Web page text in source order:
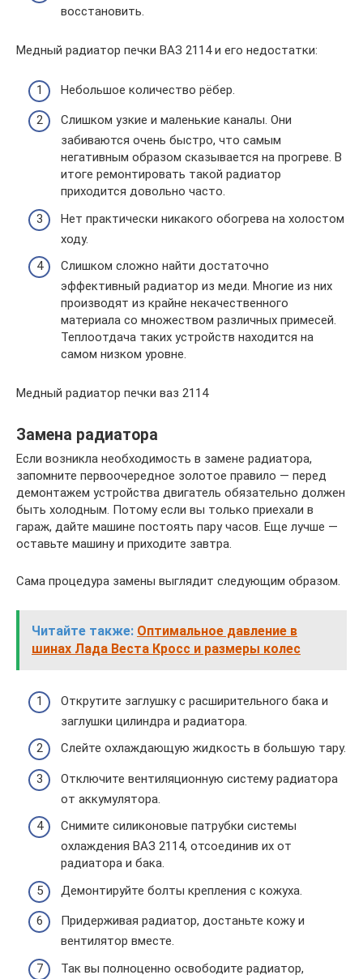
восстановить.
Медный радиатор печки ВАЗ 2114 и его недостатки:
Небольшое количество рёбер.
Слишком узкие и маленькие каналы. Они
забиваются очень быстро, что самым
негативным образом сказывается на прогреве. В
итоге ремонтировать такой радиатор
приходится довольно часто.
Нет практически никакого обогрева на холостом
ходу.
Слишком сложно найти достаточно
эффективный радиатор из меди. Многие из них
производят из крайне некачественного
материала со множеством различных примесей.
Теплоотдача таких устройств находится на
самом низком уровне.
Медный радиатор печки ваз 2114
Замена радиатора
Если возникла необходимость в замене радиатора,
запомните первоочередное золотое правило — перед
демонтажем устройства двигатель обязательно должен
быть холодным. Потому если вы только приехали в
гараж, дайте машине постоять пару часов. Еще лучше —
оставьте машину и приходите завтра.
Сама процедура замены выглядит следующим образом.
Читайте также: Оптимальное давление в
шинах Лада Веста Кросс и размеры колес
Открутите заглушку с расширительного бака и
заглушки цилиндра и радиатора.
Слейте охлаждающую жидкость в большую тару.
Отключите вентиляционную систему радиатора
от аккумулятора.
Снимите силиконовые патрубки системы
охлаждения ВАЗ 2114, отсоединив их от
радиатора и бака.
Демонтируйте болты крепления с кожуха.
Придерживая радиатор, достаньте кожу и
вентилятор вместе.
Так вы полноценно освободите радиатор,